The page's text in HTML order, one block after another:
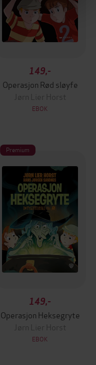
149,-
Operasjon Rød sløyfe
Jørn Lier Horst
EBOK
Premium
149,-
Operasjon Heksegryte
Jørn Lier Horst
EBOK